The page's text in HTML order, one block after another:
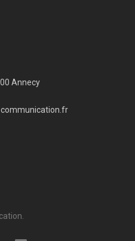
Annecy